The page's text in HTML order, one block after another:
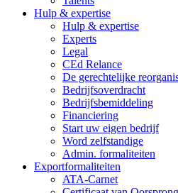
Hulp & expertise
Hulp & expertise
Experts
Legal
CEd Relance
De gerechtelijke
Bedrijfsoverdracht
Bedrijfsbemiddeling
Financiering
Start uw eigen bedrijf
Word zelfstandige
Admin. formaliteiten
Exportformaliteiten
ATA-Carnet